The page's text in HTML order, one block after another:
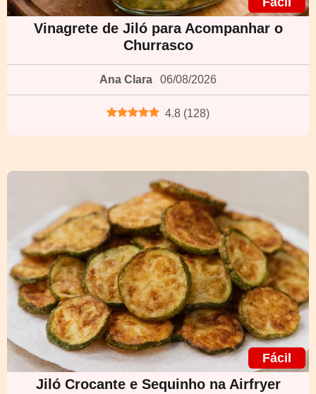
Vinagrete de Jiló para Acompanhar o
Churrasco
Ana Clara 06/08/2026
4.8 (128)
Fácil
Jiló Crocante e Sequinho na Airfryer